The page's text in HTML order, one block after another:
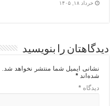
خرداد ۱۸, ۱۴۰۵
دیدگاهتان را بنویسید
نشانی ایمیل شما منتشر نخواهد شد.
شده‌اند*
دیدگاه*